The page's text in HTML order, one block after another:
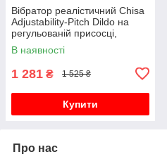
Вібратор реалістичний Chisa
Adjustability-Pitch Dildo на
регульованій присосці,
бежевий, 23 х 3.5 см
В наявності
1 281 ₴ 1 525 ₴
Купити
Про нас